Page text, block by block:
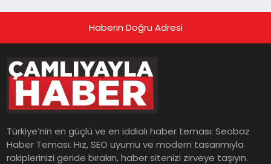
Haberin Doğru Adresi
Türkiye’nin en güçlü ve en iddialı haber teması: Seobaz
Haber Teması. Hız, SEO uyumu ve modern tasarımıyla
rakiplerinizi geride bırakın, haber sitenizi zirveye taşıyın.